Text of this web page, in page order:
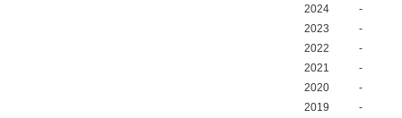
2024
-
2023
-
2022
-
2021
-
2020
-
2019
-